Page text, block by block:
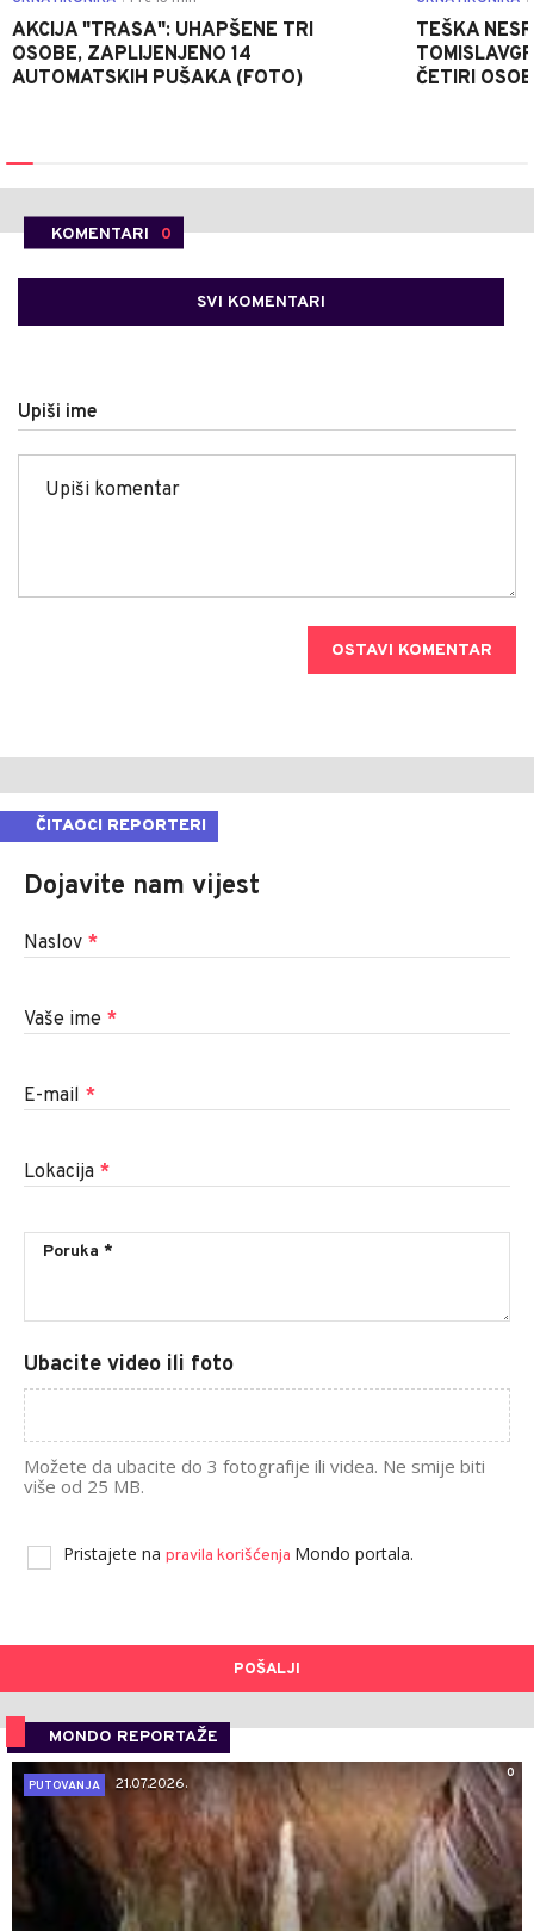
AKCIJA "TRASA": UHAPŠENE TRI
OSOBE, ZAPLIJENJENO 14
AUTOMATSKIH PUŠAKA (FOTO)
TEŠKA
ČETIRI
KOMENTARI 0
SVI KOMENTARI
Upiši ime
OSTAVI KOMENTAR
ČITAOCI REPORTERI
Dojavite nam vijest
Naslov *
Vaše ime *
E-mail *
Lokacija *
Ubacite video ili foto
Možete da ubacite do 3 fotografije ili videa. Ne smije biti
više od 25 MB.
Pristajete na pravila korišćenja Mondo portala.
POŠALJI
MONDO REPORTAŽE
0
PUTOVANJA
21.07.2026.